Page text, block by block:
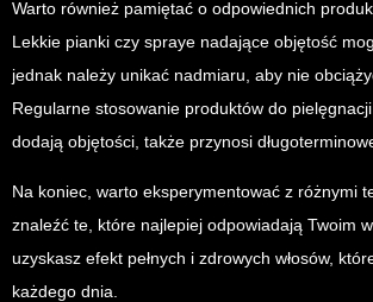
Warto również pamiętać o odpowiednich
Lekkie pianki czy spraye nadające objętość
jednak należy unikać nadmiaru, aby nie
Regularne stosowanie produktów do pielęgnacji
dodają objętości, także przynosi
Na koniec, warto eksperymentować z różnymi
znaleźć te, które najlepiej odpowiadają Twoim
uzyskasz efekt pełnych i zdrowych włosów,
każdego dnia.